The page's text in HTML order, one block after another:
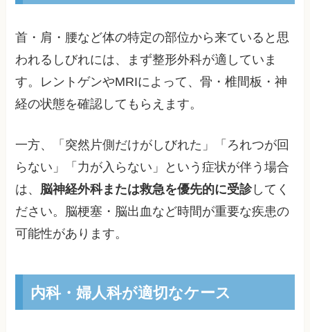
首・肩・腰など体の特定の部位から来ていると思
われるしびれには、まず整形外科が適していま
す。レントゲンやMRIによって、骨・椎間板・神
経の状態を確認してもらえます。
一方、「突然片側だけがしびれた」「ろれつが回
らない」「力が入らない」という症状が伴う場合
は、 脳神経外科または救急を優先的に受診してく
ださい。脳梗塞・脳出血など時間が重要な疾患の
可能性があります。
内科・婦人科が適切なケース